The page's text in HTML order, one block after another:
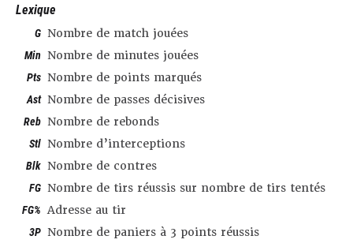
Lexique
G Nombre de match jouées
Min Nombre de minutes jouées
Pts Nombre de points marqués
Ast Nombre de passes décisives
Reb Nombre de rebonds
Stl Nombre d’interceptions
Blk Nombre de contres
FG Nombre de tirs réussis sur nombre de tirs tentés
FG% Adresse au tir
3P Nombre de paniers à 3 points réussis